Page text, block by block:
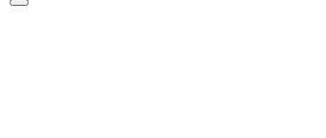
Scroll